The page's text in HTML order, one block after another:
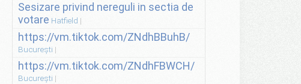
Sesizare privind nereguli in sectia de
votare Hatfield
https://vm.tiktok.com/ZNdhBBuhB/
București
https://vm.tiktok.com/ZNdhFBWCH/
București